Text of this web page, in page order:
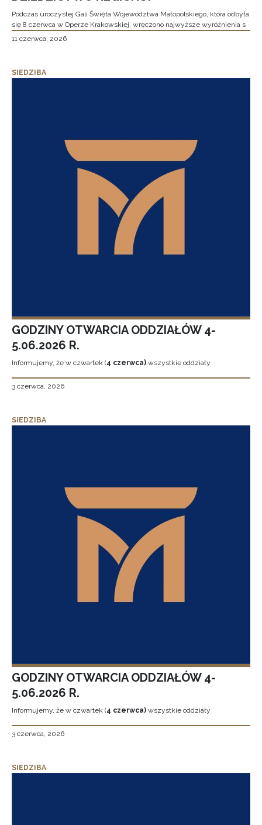
Podczas uroczystej Gali Święta Województwa Małopolskiego, która odbyła
się 8 czerwca w Operze Krakowskiej, wręczono najwyższe wyróżnienia s
11 czerwca, 2026
SIEDZIBA
GODZINY OTWARCIA ODDZIAŁÓW 4-
5.06.2026 R.
Informujemy, że w czwartek (4 czerwca) wszystkie oddziały
3 czerwca, 2026
SIEDZIBA
GODZINY OTWARCIA ODDZIAŁÓW 4-
5.06.2026 R.
Informujemy, że w czwartek (4 czerwca) wszystkie oddziały
3 czerwca, 2026
SIEDZIBA